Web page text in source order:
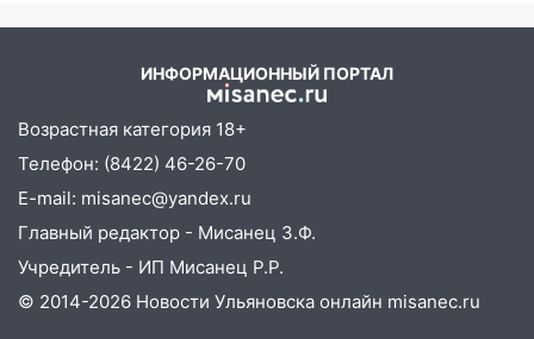
23:27 Прокуратура проверяет
Прокуратура проверяет
спортивные объекты в Старой Майне
21:01 Ульяновцев приглашают сдать
кровь: День донора пройдёт 6 августа
20:17 Ульяновская область девятую
неделю подряд удерживает самые
низкие цены на подсолнечное масло
ИНФОРМАЦИОННЫЙ ПОРТАЛ
Возрастная категория 18+
Телефон: (8422) 46-26-70
E-mail: misanec@yandex.ru
Главный редактор - Мисанец З.Ф.
Учредитель - ИП Мисанец Р.Р.
© 2014-2026 Новости Ульяновска онлайн misanec.ru